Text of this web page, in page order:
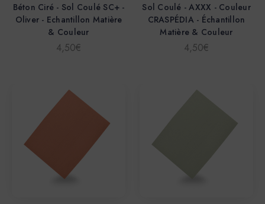
Béton Ciré - Sol Coulé SC+ -
Oliver - Echantillon Matière
& Couleur
4,50€
Sol Coulé - AXXX - Couleur
CRASPÉDIA - Échantillon
Matière & Couleur
4,50€